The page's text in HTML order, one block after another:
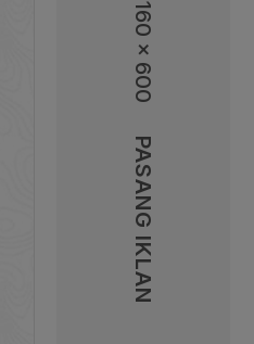
160 x 600
PASANG IKLAN